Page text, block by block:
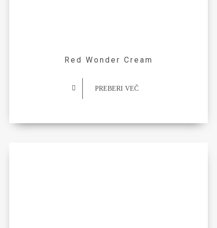
Red Wonder Cream
PREBERI VEČ